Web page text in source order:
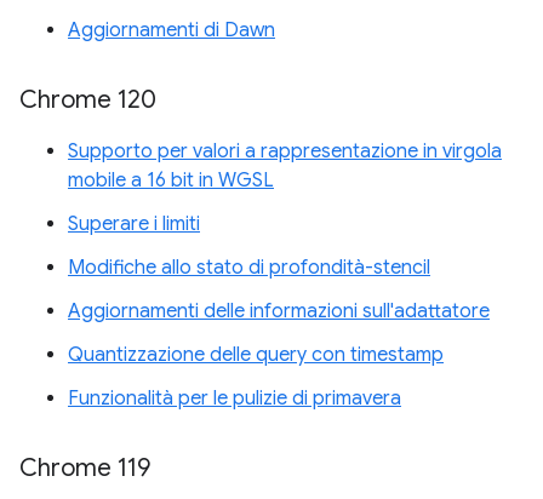
Aggiornamenti di Dawn
Chrome 120
Supporto per valori a rappresentazione in virgola
mobile a 16 bit in WGSL
Superare i limiti
Modifiche allo stato di profondità-stencil
Aggiornamenti delle informazioni sull'adattatore
Quantizzazione delle query con timestamp
Funzionalità per le pulizie di primavera
Chrome 119